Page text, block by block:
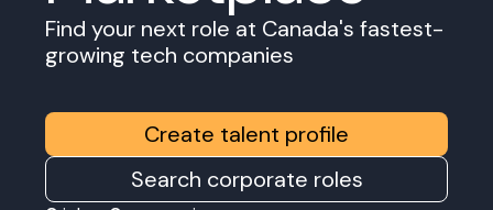
Find your next role at Canada's fastest-
growing tech companies
Create talent profile
Search corporate roles